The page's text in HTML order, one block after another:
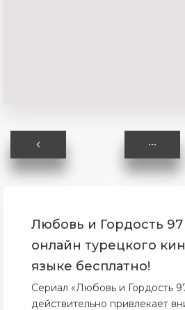
Любовь и Гордость
онлайн турецкого
языке бесплатно!
Сериал «Любовь и Гордость
действительно привлекает